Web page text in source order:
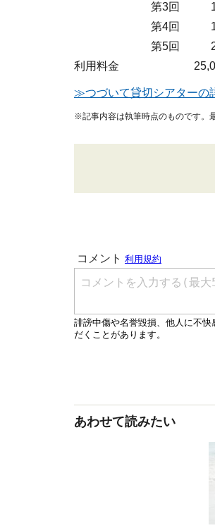
第3回
第4回
第5回
利用料金
≫つづいて貸切シアターの
※記事内容は執筆時点のものです。
あわせて読みたい